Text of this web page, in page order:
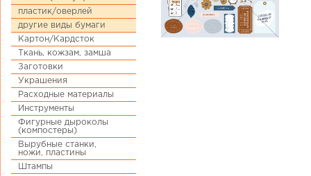
пластик/оверлей
другие виды бумаги
Картон/Кардсток
Ткань, кожзам, замша
Заготовки
Украшения
Расходные материалы
Инструменты
Фигурные дыроколы
(компостеры)
Вырубные станки,
ножи, пластины
Штампы